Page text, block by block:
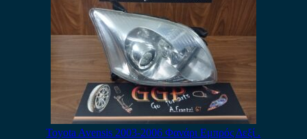
Toyota Avensis 2003-2006 Φανάρι Εμπρός Δεξί .